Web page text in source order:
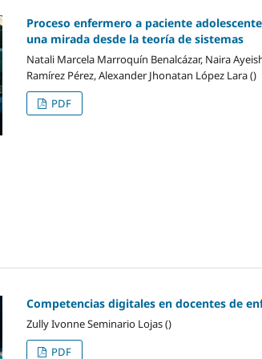
Proceso enfermero a paciente
una mirada desde la teoría de sistemas
Natali Marcela Marroquín Benalcázar, Naira
Ramírez Pérez, Alexander Jhonatan López Lara ()
PDF
Competencias digitales en docentes de
Zully Ivonne Seminario Lojas ()
PDF